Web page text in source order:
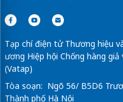
Tạp chí điện tử Thương hiệu
ương Hiệp hội Chống hàng
(Vatap)
Tòa soạn: Ngõ 56/ B5D6
Thành phố Hà Nội